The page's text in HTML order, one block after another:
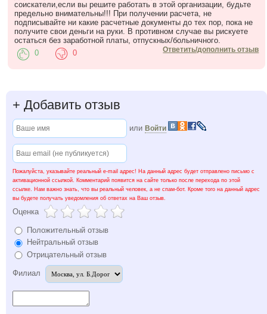
соискатели,если вы решите работать в этой организации, будьте
предельно внимательны!!! При получении расчета, не
подписывайте ни какие расчетные документы до тех пор, пока не
получите свои деньги на руки. В противном случае вы рискуете
остаться без заработной платы, отпускных/больничного.
Ответить/дополнить отзыв
0 0
+ Добавить отзыв
или Войти
Пожалуйста, указывайте реальный e-mail адрес! На данный адрес будет отправлено письмо с
активационной ссылкой. Комментарий появится на сайте только после перехода по этой
ссылке. Нам важно знать, что вы реальный человек, а не спам-бот. Кроме того на данный адрес
вы будете получать уведомления об ответах на Ваш отзыв.
Оценка
Положительный отзыв
Нейтральный отзыв
Отрицательный отзыв
Филиал